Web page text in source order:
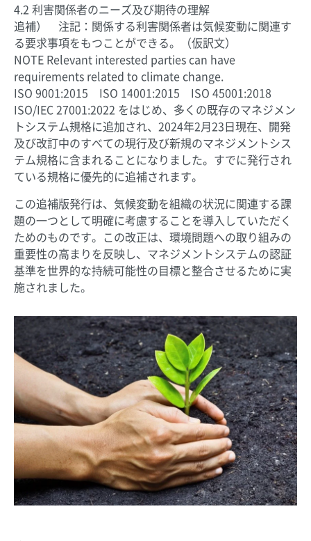
4.2 利害関係者のニーズ及び期待の理解
追補） 注記：関係する利害関係者は気候変動に関連す
る要求事項をもつことができる。（仮訳文）
NOTE Relevant interested parties can have
requirements related to climate change.
ISO 9001:2015 ISO 14001:2015 ISO 45001:2018
ISO/IEC 27001:2022 をはじめ、多くの既存のマネジメン
トシステム規格に追加され、2024年2月23日現在、開発
及び改訂中のすべての現行及び新規のマネジメントシス
テム規格に含まれることになりました。すでに発行され
ている規格に優先的に追補されます。
この追補版発行は、気候変動を組織の状況に関連する課
題の一つとして明確に考慮することを導入していただく
ためのものです。この改正は、環境問題への取り組みの
重要性の高まりを反映し、マネジメントシステムの認証
基準を世界的な持続可能性の目標と整合させるために実
施されました。